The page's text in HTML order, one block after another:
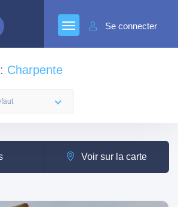
Se connecter
Charpente
Voir sur la carte